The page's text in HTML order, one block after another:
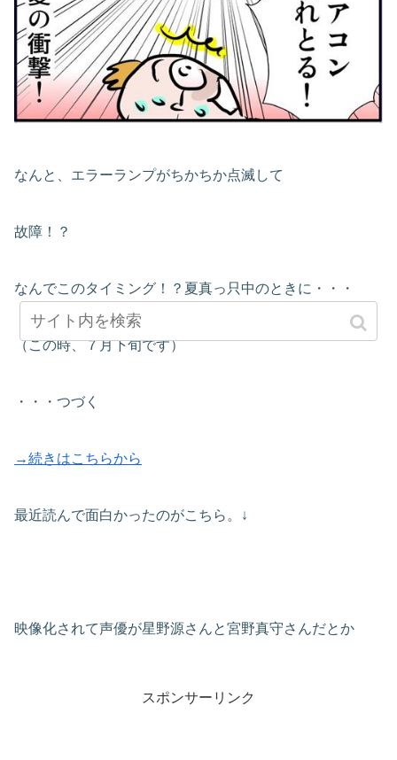
なんと、エラーランプがちかちか点滅して
故障！？
なんでこのタイミング！？夏真っ只中のときに・・・
（この時、７月下旬です）
・・・つづく
→続きはこちらから
最近読んで面白かったのがこちら。↓
映像化されて声優が星野源さんと宮野真守さんだとか
スポンサーリンク